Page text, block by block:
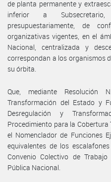
de planta permanente y
inferior a
presupuestariamente, de
organizativas vigentes, en el
Nacional, centralizada y
correspondan a los organismos
su órbita.
Que, mediante Resolución
Transformación del Estado y
Desregulación y
Procedimiento para la
el Nomenclador de Funciones
equivalentes de los
Convenio Colectivo de
Pública Nacional.